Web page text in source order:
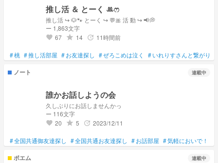
推し活 ＆ とーく ꔛ‬ෆ
推し活 ↪︎ 🐶🐾‪‪ とーく ↪︎ 💬🎀 活 動 ↪︎ 📢💭
ー 1,863文字
favorite 67 grade 14 update 11時間前
#桃 #推し活部屋 #お友達探し #ぜろこめは泣く #いれりすさんと繋がりた
ノート 連載中
誰かお話しようの会
久しぶりにお話しませんかっ
ー 116文字
favorite 20 grade 5 update 2023/12/11
#全国共通御友達探し #全国共通お友達探し #お話部屋 #気軽においで！
ポエム 連載中